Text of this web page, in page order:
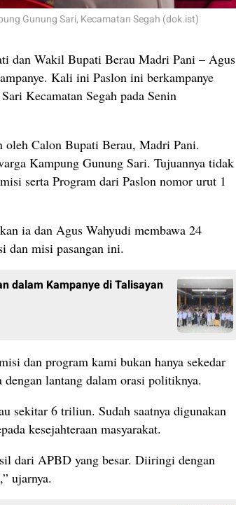
Gunung Sari, Kecamatan Segah (dok.ist)
dan Wakil Bupati Berau Madri Pani – Agus
Kali ini Paslon ini berkampanye
Kecamatan Segah pada Senin
oleh Calon Bupati Berau, Madri Pani.
Kampung Gunung Sari. Tujuannya tidak
serta Program dari Paslon nomor urut 1
ia dan Agus Wahyudi membawa 24
dan misi pasangan ini.
dalam Kampanye di Talisayan
dan program kami bukan hanya sekedar
lantang dalam orasi politiknya.
sekitar 6 triliun. Sudah saatnya digunakan
kesejahteraan masyarakat.
dari APBD yang besar. Diiringi dengan
ujarnya.